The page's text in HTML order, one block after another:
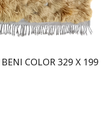
COLOR 329 X 199